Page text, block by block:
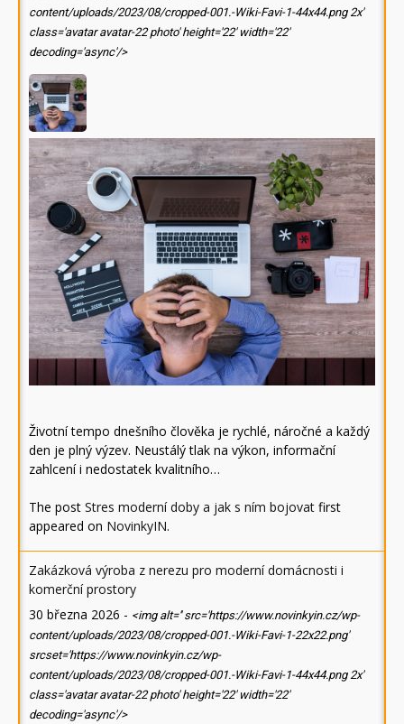
content/uploads/2023/08/cropped-001.-Wiki-Favi-1-44x44.png 2x'
class='avatar avatar-22 photo' height='22' width='22'
decoding='async'/>
Životní tempo dnešního člověka je rychlé, náročné a každý
den je plný výzev. Neustálý tlak na výkon, informační
zahlcení i nedostatek kvalitního…
The post Stres moderní doby a jak s ním bojovat first
appeared on NovinkyIN.
Zakázková výroba z nerezu pro moderní domácnosti i
komerční prostory
30 března 2026 - <img alt='' src='https://www.novinkyin.cz/wp-
content/uploads/2023/08/cropped-001.-Wiki-Favi-1-22x22.png'
srcset='https://www.novinkyin.cz/wp-
content/uploads/2023/08/cropped-001.-Wiki-Favi-1-44x44.png 2x'
class='avatar avatar-22 photo' height='22' width='22'
decoding='async'/>